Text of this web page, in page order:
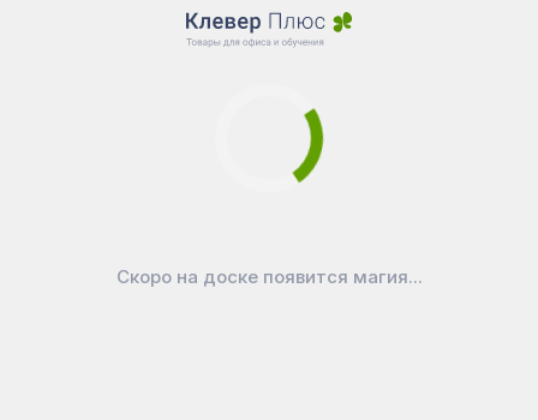
Скоро на доске появится магия...